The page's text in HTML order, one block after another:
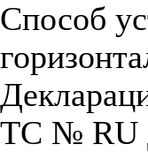
Способ
ТС № RU